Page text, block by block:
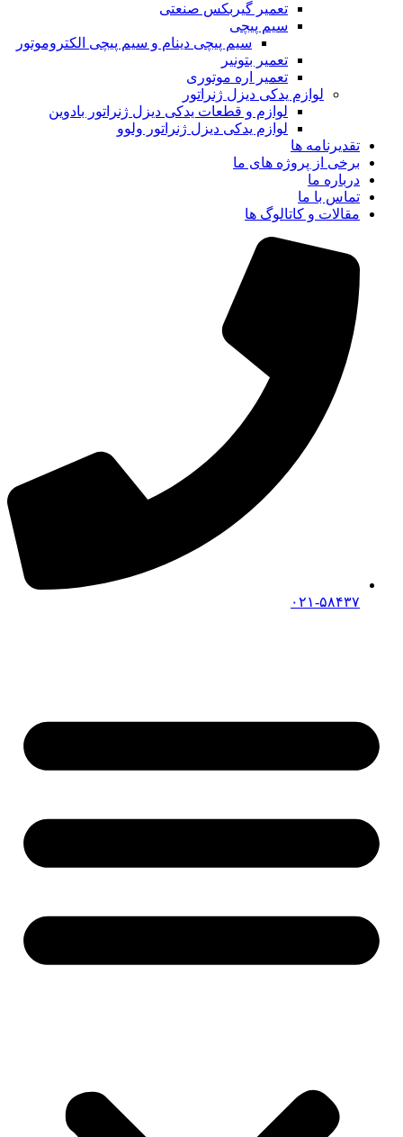
تعمیر گیربکس صنعتی
سیم پیچی
سیم پیچی دینام و سیم پیچی الکتروموتور
تعمیر بتونیر
تعمیر اره موتوری
لوازم یدکی دیزل ژنراتور
لوازم و قطعات یدکی دیزل ژنراتور بادوین
لوازم یدکی دیزل ژنراتور ولوو
تقدیرنامه ها
برخی از پروژه های ما
درباره ما
تماس با ما
مقالات و کاتالوگ ها
۰۲۱-۵۸۴۳۷